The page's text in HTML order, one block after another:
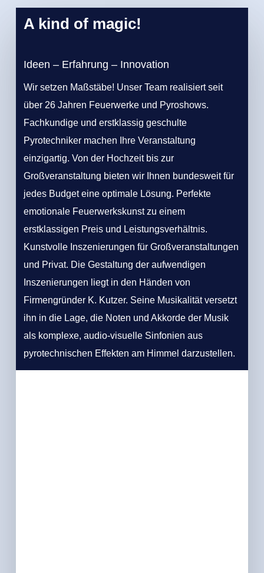
A kind of magic!
Ideen – Erfahrung – Innovation
Wir setzen Maßstäbe! Unser Team realisiert seit
über 26 Jahren Feuerwerke und Pyroshows.
Fachkundige und erstklassig geschulte
Pyrotechniker machen Ihre Veranstaltung
einzigartig. Von der Hochzeit bis zur
Großveranstaltung bieten wir Ihnen bundesweit für
jedes Budget eine optimale Lösung. Perfekte
emotionale Feuerwerkskunst zu einem
erstklassigen Preis und Leistungsverhältnis.
Kunstvolle Inszenierungen für Großveranstaltungen
und Privat. Die Gestaltung der aufwendigen
Inszenierungen liegt in den Händen von
Firmengründer K. Kutzer. Seine Musikalität versetzt
ihn in die Lage, die Noten und Akkorde der Musik
als komplexe, audio-visuelle Sinfonien aus
pyrotechnischen Effekten am Himmel darzustellen.